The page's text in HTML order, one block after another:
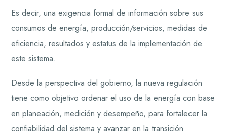
Es decir, una exigencia formal de información sobre sus
consumos de energía, producción/servicios, medidas de
eficiencia, resultados y estatus de la implementación de
este sistema.
Desde la perspectiva del gobierno, la nueva regulación
tiene como objetivo ordenar el uso de la energía con base
en planeación, medición y desempeño, para fortalecer la
confiabilidad del sistema y avanzar en la transición